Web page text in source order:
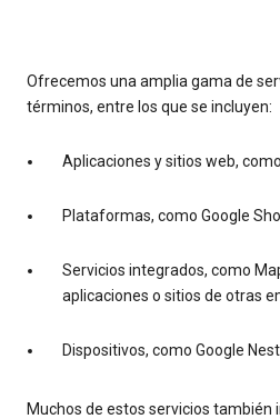
Ofrecemos una amplia gama de
términos, entre los que se incluyen:
Aplicaciones y sitios web,
Plataformas, como Google
Servicios integrados, como
aplicaciones o sitios de otras
Dispositivos, como Google Nest
Muchos de estos servicios también